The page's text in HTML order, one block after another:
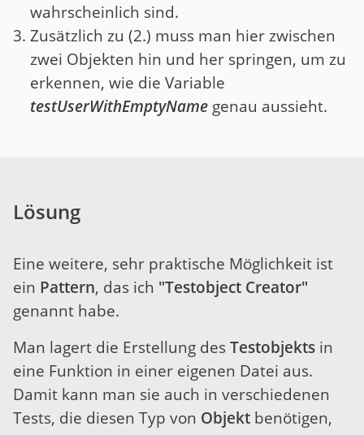
wahrscheinlich sind.
Zusätzlich zu (2.) muss man hier zwischen
zwei Objekten hin und her springen, um zu
erkennen, wie die Variable
testUserWithEmptyName genau aussieht.
Lösung
Eine weitere, sehr praktische Möglichkeit ist
ein Pattern, das ich "Testobject Creator"
genannt habe.
Man lagert die Erstellung desTestobjekts in
eine Funktion in einer eigenen Datei aus.
Damit kann man sie auch in verschiedenen
Tests, die diesen Typ von Objekt benötigen,